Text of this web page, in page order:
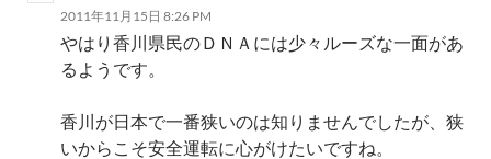
2011年11月15日 8:26 PM
やはり香川県民のＤＮＡには少々ルーズな一面があ
るようです。
香川が日本で一番狭いのは知りませんでしたが、狭
いからこそ安全運転に心がけたいですね。